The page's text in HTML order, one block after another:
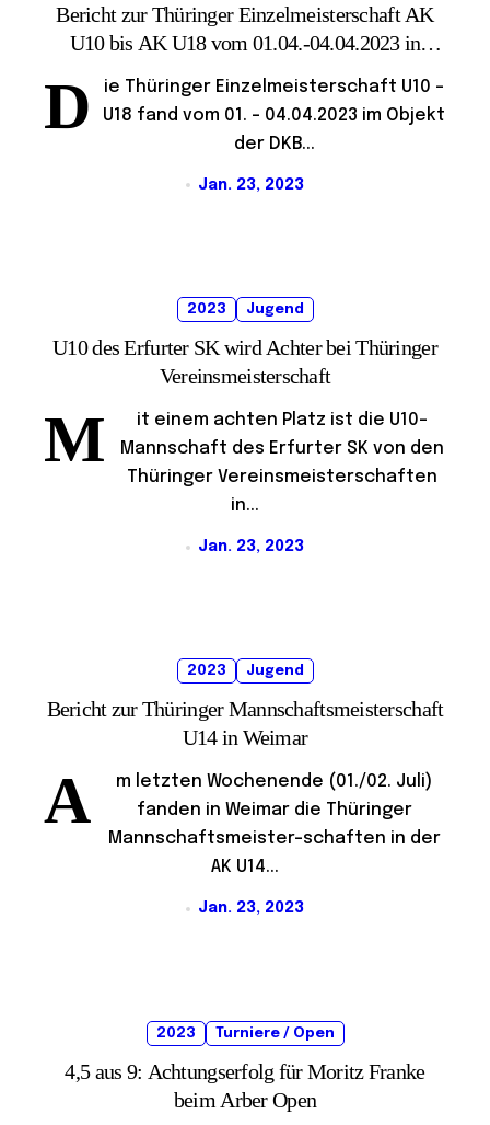
Bericht zur Thüringer Einzelmeisterschaft AK
U10 bis AK U18 vom 01.04.-04.04.2023 in
der AK U10
D
ie Thüringer Einzelmeisterschaft U10 –
U18 fand vom 01. – 04.04.2023 im Objekt
der DKB...
Jan. 23, 2023
2023 Jugend
U10 des Erfurter SK wird Achter bei Thüringer
Vereinsmeisterschaft
M
it einem achten Platz ist die U10-
Mannschaft des Erfurter SK von den
Thüringer Vereinsmeisterschaften
in...
Jan. 23, 2023
2023 Jugend
Bericht zur Thüringer Mannschaftsmeisterschaft
U14 in Weimar
A
m letzten Wochenende (01./02. Juli)
fanden in Weimar die Thüringer
Mannschaftsmeister-schaften in der
AK U14...
Jan. 23, 2023
2023 Turniere / Open
4,5 aus 9: Achtungserfolg für Moritz Franke
beim Arber Open